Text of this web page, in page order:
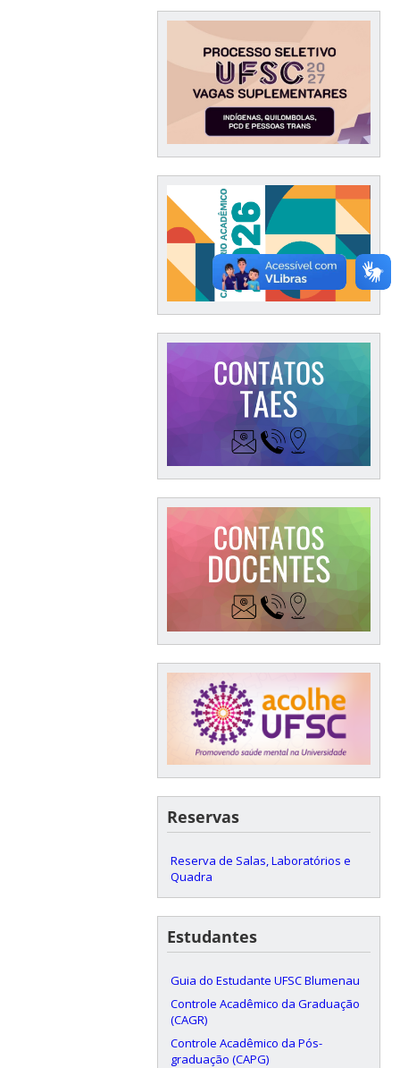
Reservas
Reserva de Salas, Laboratórios e
Quadra
Estudantes
Guia do Estudante UFSC Blumenau
Controle Acadêmico da Graduação
(CAGR)
Controle Acadêmico da Pós-
graduação (CAPG)